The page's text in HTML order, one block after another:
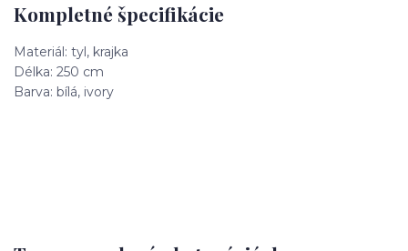
Kompletné špecifikácie
Materiál: tyl, krajka
Délka: 250 cm
Barva: bílá, ivory